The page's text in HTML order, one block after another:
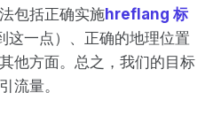
包括正确实施hreflang 标
这一点）、正确的地理位置
他方面。总之，我们的目标
流量。